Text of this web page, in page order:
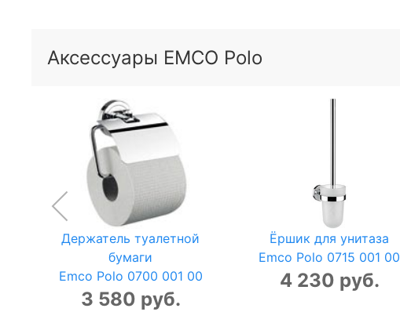
Аксессуары EMCO Polo
Держатель туалетной
бумаги
Emco Polo 0700 001 00
3 580 руб.
Ёршик для унитаза
Emco Polo 0715 001 00
4 230 руб.